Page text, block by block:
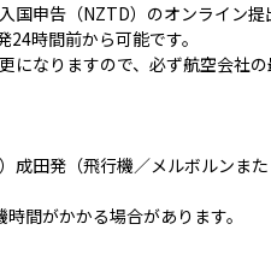
国申告（NZTD）のオンライン提
時間前から可能です。
になりますので、必ず航空会社
成田発（飛行機／メルボルンま
間がかかる場合があります。